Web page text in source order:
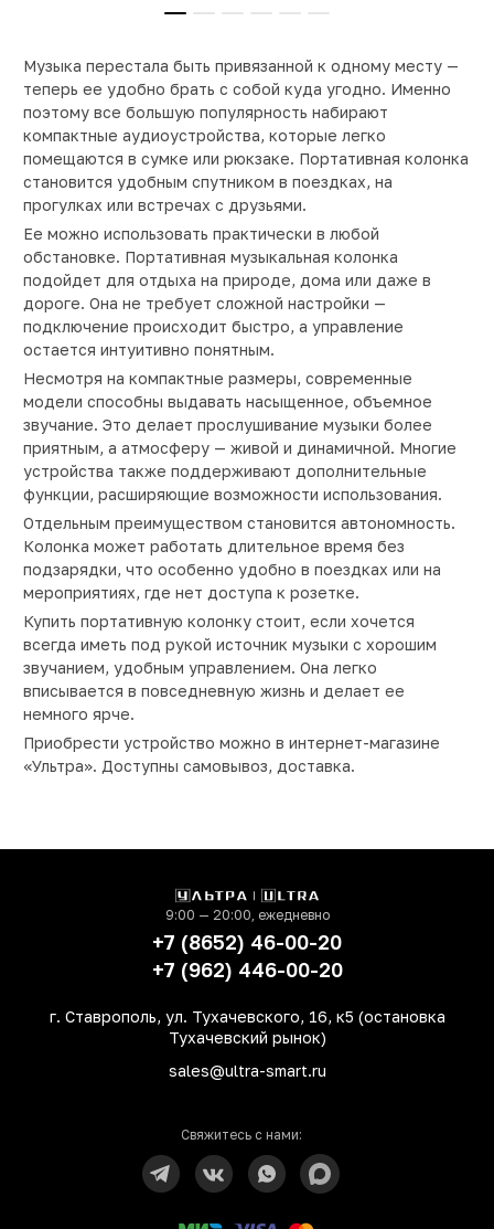
Музыка перестала быть привязанной к одному месту —
теперь ее удобно брать с собой куда угодно. Именно
поэтому все большую популярность набирают
компактные аудиоустройства, которые легко
помещаются в сумке или рюкзаке. Портативная колонка
становится удобным спутником в поездках, на
прогулках или встречах с друзьями.
Ее можно использовать практически в любой
обстановке. Портативная музыкальная колонка
подойдет для отдыха на природе, дома или даже в
дороге. Она не требует сложной настройки —
подключение происходит быстро, а управление
остается интуитивно понятным.
Несмотря на компактные размеры, современные
модели способны выдавать насыщенное, объемное
звучание. Это делает прослушивание музыки более
приятным, а атмосферу — живой и динамичной. Многие
устройства также поддерживают дополнительные
функции, расширяющие возможности использования.
Отдельным преимуществом становится автономность.
Колонка может работать длительное время без
подзарядки, что особенно удобно в поездках или на
мероприятиях, где нет доступа к розетке.
Купить портативную колонку стоит, если хочется
всегда иметь под рукой источник музыки с хорошим
звучанием, удобным управлением. Она легко
вписывается в повседневную жизнь и делает ее
немного ярче.
Приобрести устройство можно в интернет-магазине
«Ультра». Доступны самовывоз, доставка.
9:00 — 20:00, ежедневно
+7 (8652) 46-00-20
+7 (962) 446-00-20
г. Ставрополь, ул. Тухачевского, 16, к5 (остановка
Тухачевский рынок)
sales@ultra-smart.ru
Свяжитесь с нами: